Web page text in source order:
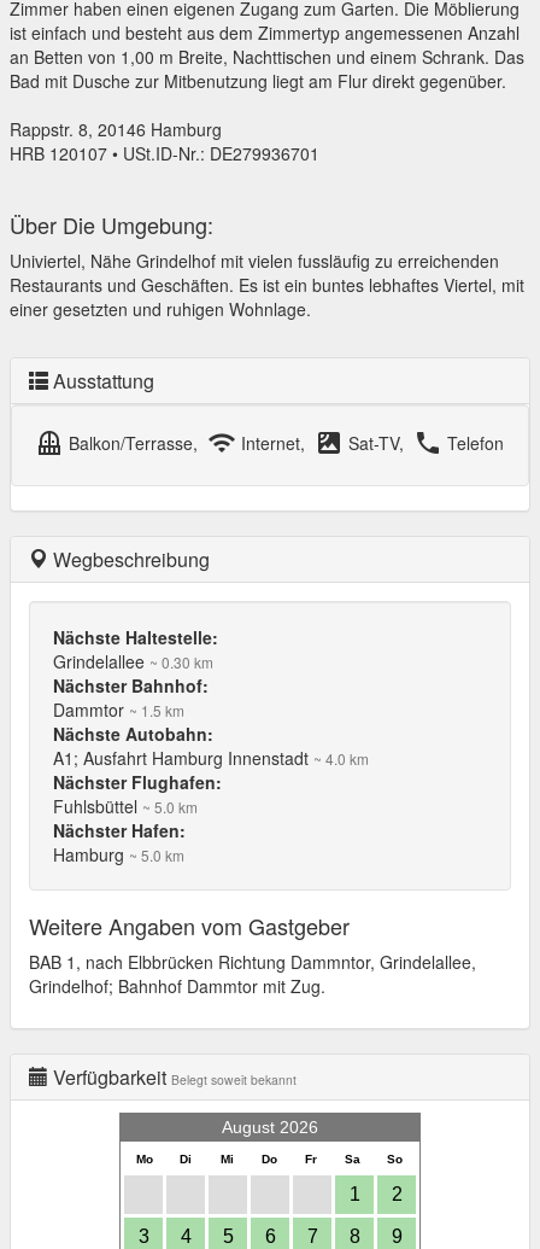
Zimmer haben einen eigenen Zugang zum Garten. Die Möblierung
ist einfach und besteht aus dem Zimmertyp angemessenen Anzahl
an Betten von 1,00 m Breite, Nachttischen und einem Schrank. Das
Bad mit Dusche zur Mitbenutzung liegt am Flur direkt gegenüber.
Rappstr. 8, 20146 Hamburg
HRB 120107 • USt.ID-Nr.: DE279936701
Über Die Umgebung:
Univiertel, Nähe Grindelhof mit vielen fussläufig zu erreichenden
Restaurants und Geschäften. Es ist ein buntes lebhaftes Viertel, mit
einer gesetzten und ruhigen Wohnlage.
Ausstattung
balcony Balkon/Terrasse, wifi Internet, satellite Sat-TV, local_phone Telefon
Wegbeschreibung
Nächste Haltestelle:
Grindelallee ~ 0.30 km
Nächster Bahnhof:
Dammtor ~ 1.5 km
Nächste Autobahn:
A1; Ausfahrt Hamburg Innenstadt ~ 4.0 km
Nächster Flughafen:
Fuhlsbüttel ~ 5.0 km
Nächster Hafen:
Hamburg ~ 5.0 km
Weitere Angaben vom Gastgeber
BAB 1, nach Elbbrücken Richtung Dammntor, Grindelallee,
Grindelhof; Bahnhof Dammtor mit Zug.
Verfügbarkeit Belegt soweit bekannt
August 2026
Mo Di Mi Do Fr Sa So
1 2
3 4 5 6 7 8 9